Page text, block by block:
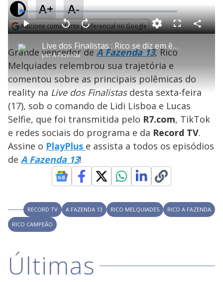
A+ A-
Adicione como fonte preferencial no Google
P
l
a
y
V
i
d
e
Live dos Finalistas : Rico se diz em êxtase com vitória: "Não dormi, estava flutuando" - A Fazenda 13
porA Fazenda
P V
t
a
r
0
e
g
n
d
s
A
n
ç
a
r
1
s
e
u
n
o
s
M
u
d
o
L
o
a
d
e
:
0
.
3
2
%
F
l
n
C
o
Grande vencedor deA Fazenda 13, Rico
Melquiades relembrou sua trajetória e
comentou sobre as principais polêmicas do
reality na Live dos Finalistasdesta sexta-feira
(17), sob o comando de Lidi Lisboa e Lucas
Selfie, que foi transmitida pelo R7.com, TikTok
e redes sociais do programa e da Record TV.
Assine o PlayPlus e assista a todos os episódios
de A Fazenda 13!
RECORD TV A FAZENDA 13 RICO MELQUIADES
RICO A FAZENDA
RICO CAMPEÃO
Últimas